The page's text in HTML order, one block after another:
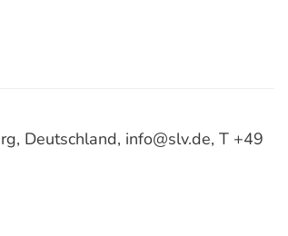
Deutschland, info@slv.de, T +49